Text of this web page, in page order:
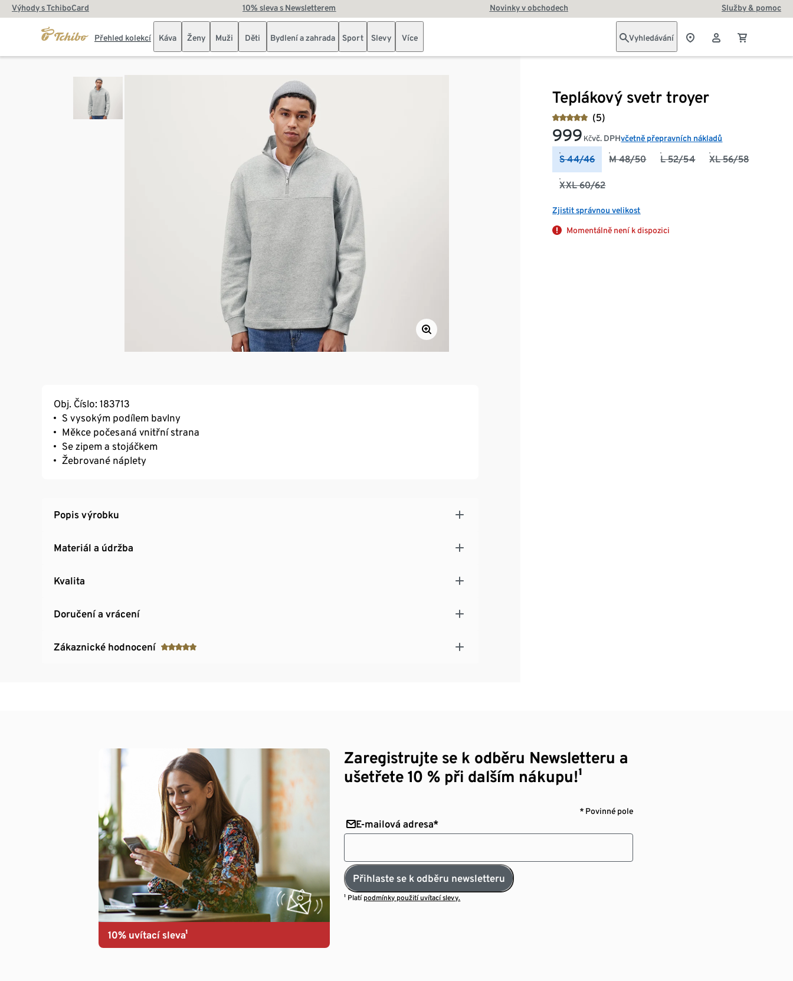
Výhody s TchiboCard 10% sleva s Newsletterem Novinky v obchodech Služby & pomoc
Přehled kolekcí Káva Ženy Muži Děti Bydlení a zahrada Sport Slevy Více Vyhledávání
Teplákový svetr troyer
(5)
999 Kčvč. DPHvčetně přepravních nákladů
S 44/46 M 48/50 L 52/54 XL 56/58
XXL 60/62
Zjistit správnou velikost
Momentálně není k dispozici
Obj. Číslo: 183713
S vysokým podílem bavlny
Měkce počesaná vnitřní strana
Se zipem a stojáčkem
Žebrované náplety
Popis výrobku
Materiál a údržba
Kvalita
Doručení a vrácení
Zákaznické hodnocení
10% uvítací sleva¹
Zaregistrujte se k odběru Newsletteru a
ušetřete 10 % při dalším nákupu!¹
* Povinné pole
E-mailová adresa*
Přihlaste se k odběru newsletteru
¹ Platí podmínky použití uvítací slevy.